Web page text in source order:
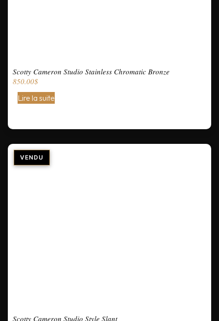
Scotty Cameron Studio Stainless Chromatic Bronze
850.00$
Lire la suite
Scotty Cameron Studio Style Slant